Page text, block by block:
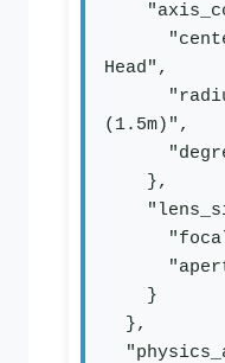
Head",
(1.5m)",